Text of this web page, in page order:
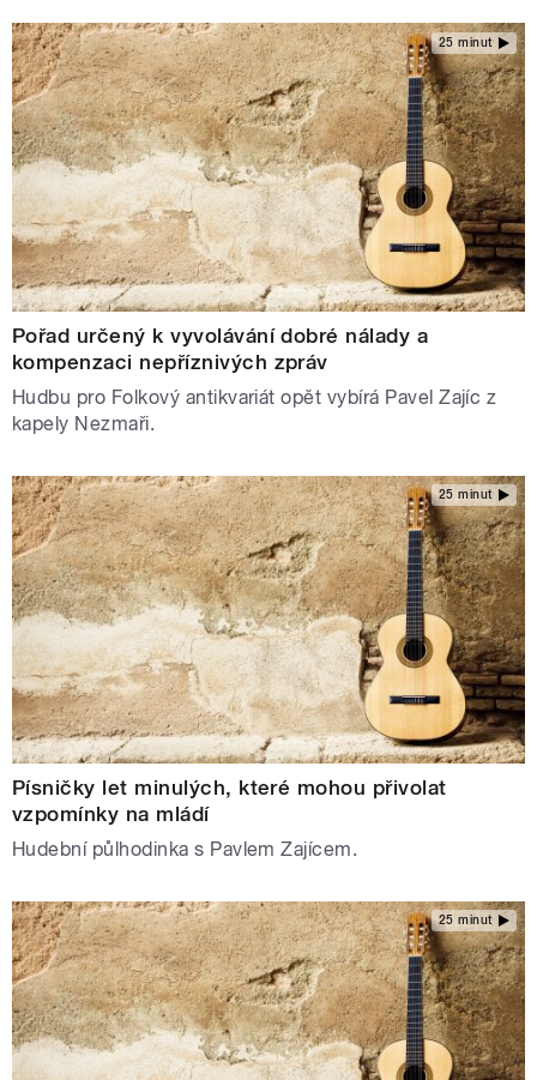
25 minut
Pořad určený k vyvolávání dobré nálady a
kompenzaci nepříznivých zpráv
Hudbu pro Folkový antikvariát opět vybírá Pavel Zajíc z
kapely Nezmaři.
25 minut
Písničky let minulých, které mohou přivolat
vzpomínky na mládí
Hudební půlhodinka s Pavlem Zajícem.
25 minut